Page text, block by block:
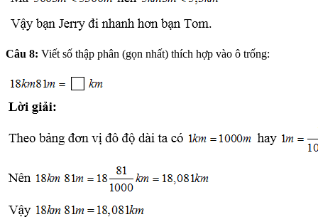
Câu 8: Viết số thập phân (gọn nhất) thích hợp vào ô trống: